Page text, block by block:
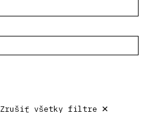
Zrušiť všetky filtre ×